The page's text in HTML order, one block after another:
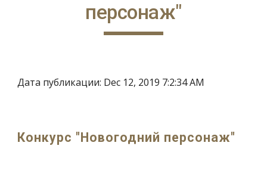
персонаж"
Дата публикации: Dec 12, 2019 7:2:34 AM
Конкурс "Новогодний персонаж"